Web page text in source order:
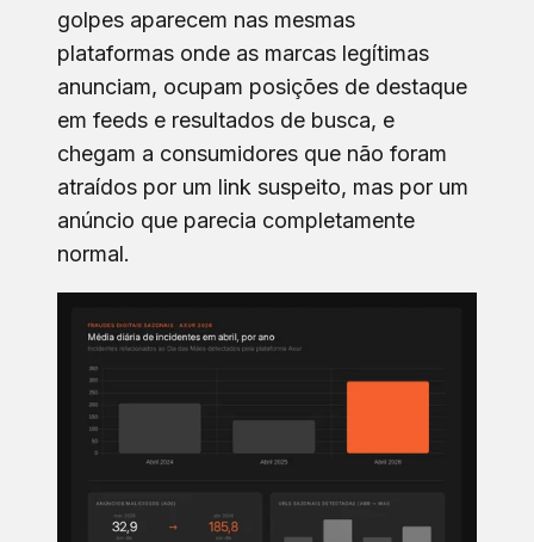
golpes aparecem nas mesmas
plataformas onde as marcas legítimas
anunciam, ocupam posições de destaque
em feeds e resultados de busca, e
chegam a consumidores que não foram
atraídos por um link suspeito, mas por um
anúncio que parecia completamente
normal.